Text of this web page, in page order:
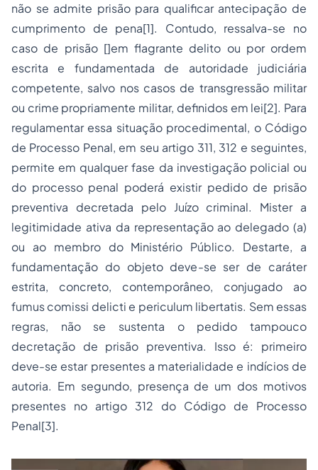
não se admite prisão para qualificar antecipação de
cumprimento de pena[1]. Contudo, ressalva-se no
caso de prisão []em flagrante delito ou por ordem
escrita e fundamentada de autoridade judiciária
competente, salvo nos casos de transgressão militar
ou crime propriamente militar, definidos em lei[2]. Para
regulamentar essa situação procedimental, o Código
de Processo Penal, em seu artigo 311, 312 e seguintes,
permite em qualquer fase da investigação policial ou
do processo penal poderá existir pedido de prisão
preventiva decretada pelo Juízo criminal. Mister a
legitimidade ativa da representação ao delegado (a)
ou ao membro do Ministério Público. Destarte, a
fundamentação do objeto deve-se ser de caráter
estrita, concreto, contemporâneo, conjugado ao
fumus comissi delicti e periculum libertatis. Sem essas
regras, não se sustenta o pedido tampouco
decretação de prisão preventiva. Isso é: primeiro
deve-se estar presentes a materialidade e indícios de
autoria. Em segundo, presença de um dos motivos
presentes no artigo 312 do Código de Processo
Penal[3].